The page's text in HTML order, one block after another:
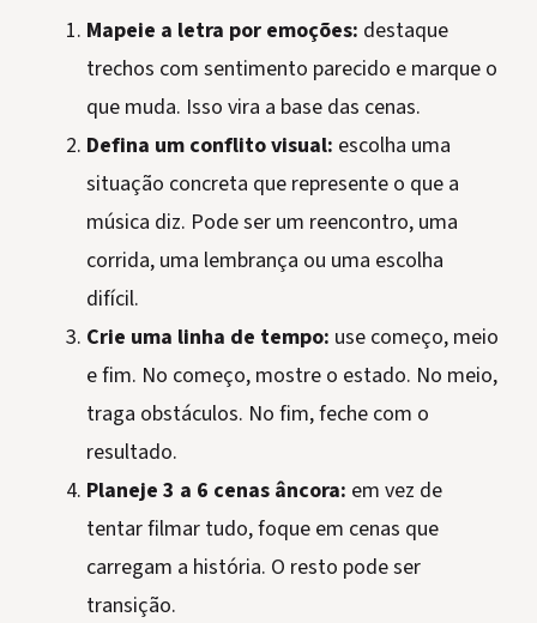
Mapeie a letra por emoções: destaque
trechos com sentimento parecido e marque o
que muda. Isso vira a base das cenas.
Defina um conflito visual: escolha uma
situação concreta que represente o que a
música diz. Pode ser um reencontro, uma
corrida, uma lembrança ou uma escolha
difícil.
Crie uma linha de tempo: use começo, meio
e fim. No começo, mostre o estado. No meio,
traga obstáculos. No fim, feche com o
resultado.
Planeje 3 a 6 cenas âncora: em vez de
tentar filmar tudo, foque em cenas que
carregam a história. O resto pode ser
transição.